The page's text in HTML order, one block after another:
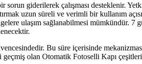
sorun giderilerek çalışması desteklenir.
uzun süreli ve verimli bir kullanım
ulaşım sağlanabilmesi mümkündür.
Bu süre içerisinde
geçmiş olan Otomatik Fotoselli Kapı